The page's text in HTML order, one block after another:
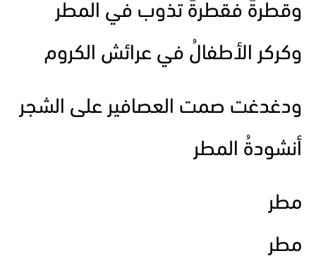
وقطرةً فقطرةً تذوب في المطر
وكركر الأطفالُ في عرائش الكروم
ودغدغت صمت العصافير على الشجر
أنشودةُ المطر
مطر
مطر